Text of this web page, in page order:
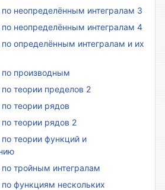
неопределённым интегралам 3
неопределённым интегралам 4
определённым интегралам и их
производным
теории пределов 2
теории рядов
теории рядов 2
теории функций и
тройным интегралам
функциям нескольких